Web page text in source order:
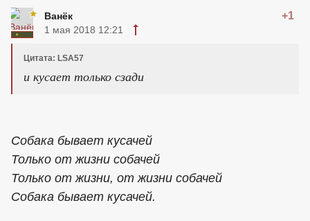
Ванёк +1
1 мая 2018 12:21
Цитата: LSA57
и кусает только сзади
Собака бывает кусачей
Только от жизни собачей
Только от жизни, от жизни собачей
Собака бывает кусачей.